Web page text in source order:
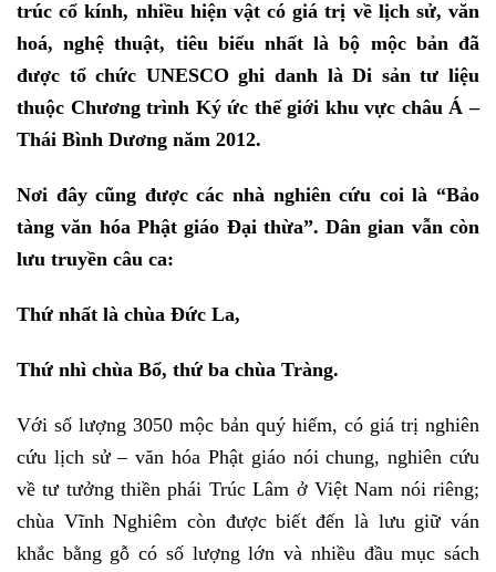
trúc cổ kính, nhiều hiện vật có giá trị về lịch sử, văn
hoá, nghệ thuật, tiêu biểu nhất là bộ mộc bản đã
được tổ chức UNESCO ghi danh là Di sản tư liệu
thuộc Chương trình Ký ức thế giới khu vực châu Á –
Thái Bình Dương năm 2012.
Nơi đây cũng được các nhà nghiên cứu coi là “Bảo
tàng văn hóa Phật giáo Đại thừa”. Dân gian vẫn còn
lưu truyền câu ca:
Thứ nhất là chùa Đức La,
Thứ nhì chùa Bổ, thứ ba chùa Tràng.
Với số lượng 3050 mộc bản quý hiếm, có giá trị nghiên
cứu lịch sử – văn hóa Phật giáo nói chung, nghiên cứu
về tư tưởng thiền phái Trúc Lâm ở Việt Nam nói riêng;
chùa Vĩnh Nghiêm còn được biết đến là lưu giữ ván
khắc bằng gỗ có số lượng lớn và nhiều đầu mục sách